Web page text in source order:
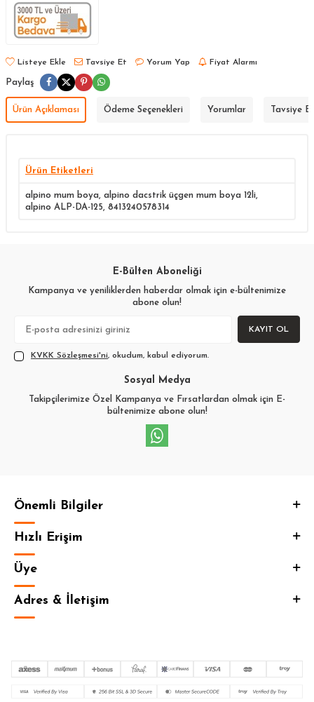
Listeye Ekle Tavsiye Et Yorum Yap Fiyat Alarmı
Paylaş
Ürün Açıklaması Ödeme Seçenekleri Yorumlar Tavsiye
Ürün Etiketleri
alpino mum boya, alpino dacstrik üçgen mum boya 12li,
alpino ALP-DA-125, 8413240578314
E-Bülten Aboneliği
Kampanya ve yeniliklerden haberdar olmak için e-bültenimize
abone olun!
KAYIT OL
KVKK Sözleşmesi'ni, okudum, kabul ediyorum.
Sosyal Medya
Takipçilerimize Özel Kampanya ve Fırsatlardan olmak için E-
bültenimize abone olun!
Önemli Bilgiler
Hızlı Erişim
Üye
Adres & İletişim